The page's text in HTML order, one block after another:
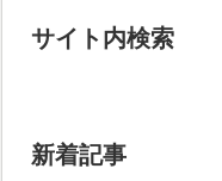
サイト内検索
新着記事